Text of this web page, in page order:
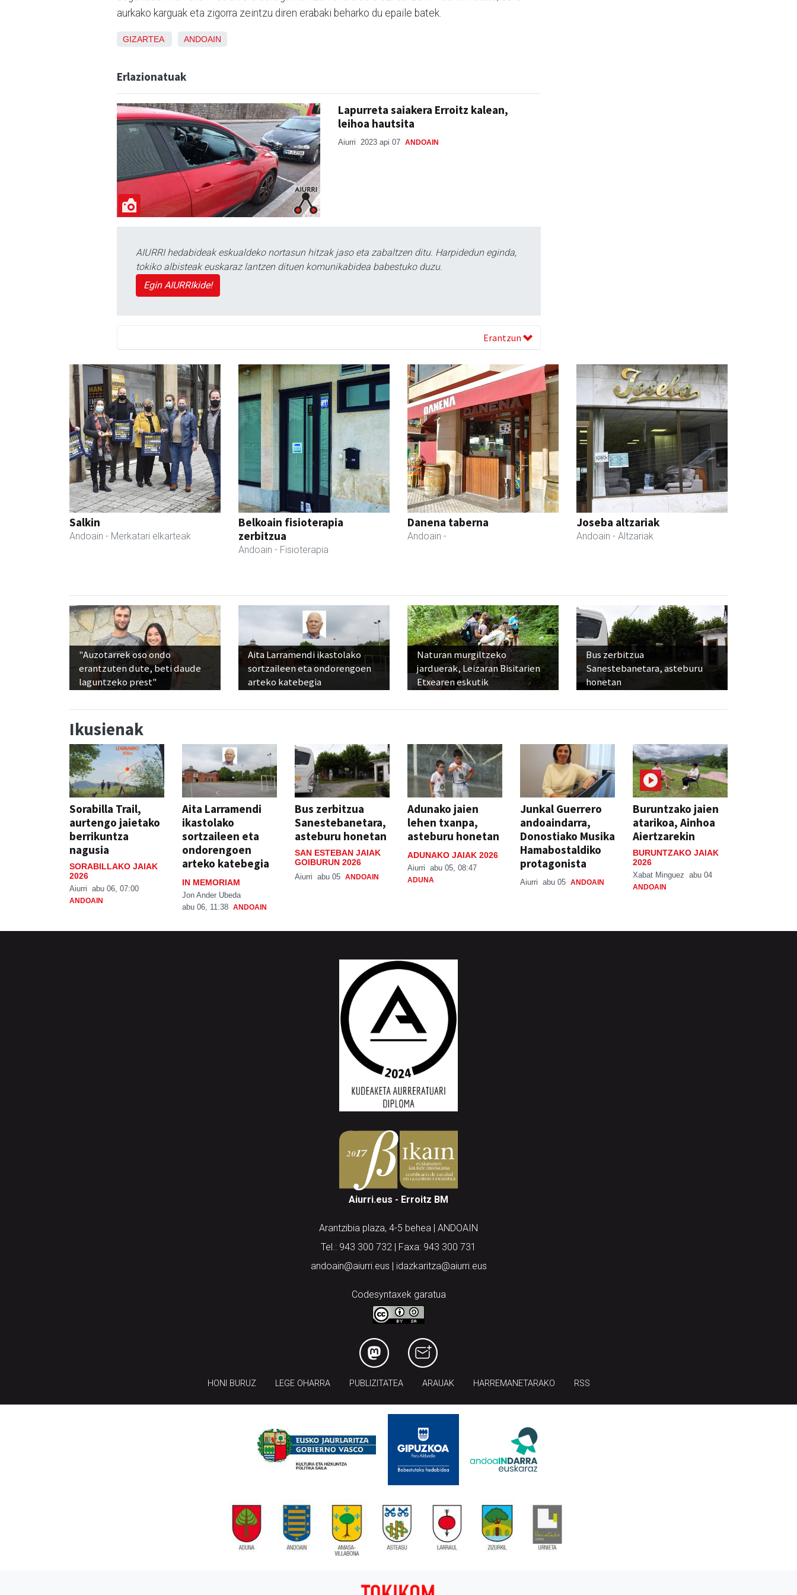
aurkako karguak eta zigorra zeintzu diren erabaki beharko du epaile batek.
GIZARTEA ANDOAIN
Erlazionatuak
Lapurreta saiakera Erroitz kalean,
leihoa hautsita
Aiurri 2023 api 07 ANDOAIN
AIURRI hedabideak eskualdeko nortasun hitzak jaso eta zabaltzen ditu. Harpidedun eginda,
tokiko albisteak euskaraz lantzen dituen komunikabidea babestuko duzu.
Egin AIURRIkide!
Erantzun
Salkin
Andoain - Merkatari elkarteak
Belkoain fisioterapia
zerbitzua
Andoain - Fisioterapia
Danena taberna
Andoain -
Joseba altzariak
Andoain - Altzariak
"Auzotarrek oso ondo
erantzuten dute, beti daude
laguntzeko prest"
Aita Larramendi ikastolako
sortzaileen eta ondorengoen
arteko katebegia
Naturan murgiltzeko
jarduerak, Leizaran Bisitarien
Etxearen eskutik
Bus zerbitzua
Sanestebanetara, asteburu
honetan
Ikusienak
Sorabilla Trail,
aurtengo jaietako
berrikuntza
nagusia
SORABILLAKO JAIAK
2026
Aiurri abu 06, 07:00
ANDOAIN
Aita Larramendi
ikastolako
sortzaileen eta
ondorengoen
arteko katebegia
IN MEMORIAM
Jon Ander Ubeda
abu 06, 11:38 ANDOAIN
Bus zerbitzua
Sanestebanetara,
asteburu honetan
SAN ESTEBAN JAIAK
GOIBURUN 2026
Aiurri abu 05 ANDOAIN
Adunako jaien
lehen txanpa,
asteburu honetan
ADUNAKO JAIAK 2026
Aiurri abu 05, 08:47
ADUNA
Junkal Guerrero
andoaindarra,
Donostiako Musika
Hamabostaldiko
protagonista
Aiurri abu 05 ANDOAIN
Buruntzako jaien
atarikoa, Ainhoa
Aiertzarekin
BURUNTZAKO JAIAK
2026
Xabat Minguez abu 04
ANDOAIN
Aiurri.eus - Erroitz BM
Arantzibia plaza, 4-5 behea | ANDOAIN
Tel.: 943 300 732 | Faxa: 943 300 731
andoain@aiurri.eus | idazkaritza@aiurri.eus
Codesyntaxek garatua
HONI BURUZ LEGE OHARRA PUBLIZITATEA ARAUAK HARREMANETARAKO RSS